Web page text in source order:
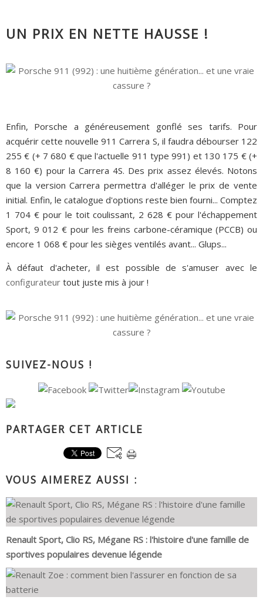
UN PRIX EN NETTE HAUSSE !
Enfin, Porsche a généreusement gonflé ses tarifs. Pour
acquérir cette nouvelle 911 Carrera S, il faudra débourser 122
255 € (+ 7 680 € que l'actuelle 911 type 991) et 130 175 € (+
8 160 €) pour la Carrera 4S. Des prix assez élevés. Notons
que la version Carrera permettra d'alléger le prix de vente
initial. Enfin, le catalogue d'options reste bien fourni... Comptez
1 704 € pour le toit coulissant, 2 628 € pour l'échappement
Sport, 9 012 € pour les freins carbone-céramique (PCCB) ou
encore 1 068 € pour les sièges ventilés avant... Glups...
À défaut d'acheter, il est possible de s'amuser avec le
configurateur tout juste mis à jour !
SUIVEZ-NOUS !
PARTAGER CET ARTICLE
VOUS AIMEREZ AUSSI :
Renault Sport, Clio RS, Mégane RS : l'histoire d'une famille de
sportives populaires devenue légende